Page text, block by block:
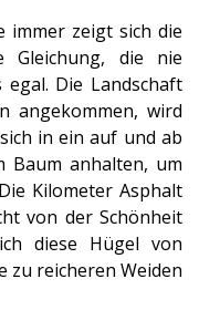
immer zeigt sich die
Gleichung, die nie
Die Landschaft
angekommen, wird
in ein auf und ab
Baum anhalten, um
Kilometer Asphalt
von der Schönheit
diese Hügel von
zu reicheren Weiden